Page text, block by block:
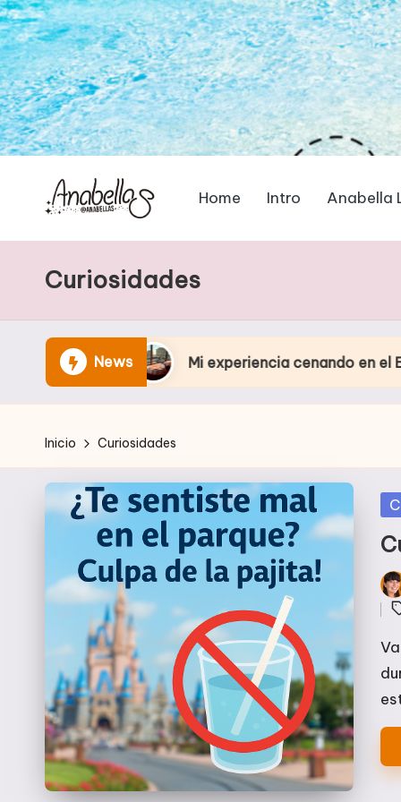
Home Intro Anabella
Curiosidades
News
Mi experiencia cenando en el Eiffel Tower
Inicio Curiosidades
por